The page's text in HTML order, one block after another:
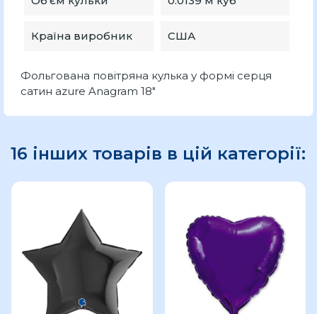
Країна виробник США
Фольгована повітряна кулька у формі серця
сатин azure Anagram 18"
16 інших товарів в цій категорії: